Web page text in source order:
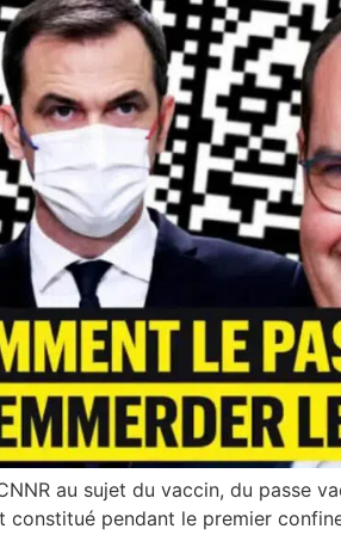
au sujet du vaccin, du passe
constitué pendant le premier